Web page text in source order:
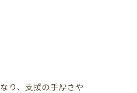
り、支援の手厚さや